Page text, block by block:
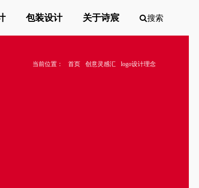
包装设计 关于诗宸 搜索
当前位置： 首页 创意灵感汇
logo设计理念